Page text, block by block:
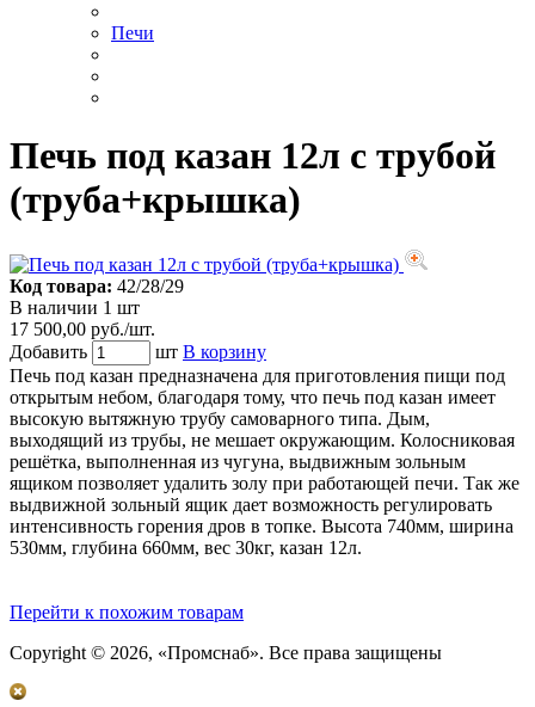
Печи
Печь под казан 12л с трубой
(труба+крышка)
Код товара: 42/28/29
В наличии 1 шт
17 500,00 руб./шт.
Добавить
шт В корзину
Печь под казан предназначена для приготовления пищи под
открытым небом, благодаря тому, что печь под казан имеет
высокую вытяжную трубу самоварного типа. Дым,
выходящий из трубы, не мешает окружающим. Колосниковая
решётка, выполненная из чугуна, выдвижным зольным
ящиком позволяет удалить золу при работающей печи. Так же
выдвижной зольный ящик дает возможность регулировать
интенсивность горения дров в топке. Высота 740мм, ширина
530мм, глубина 660мм, вес 30кг, казан 12л.
Перейти к похожим товарам
Copyright © 2026, «Промснаб». Все права защищены